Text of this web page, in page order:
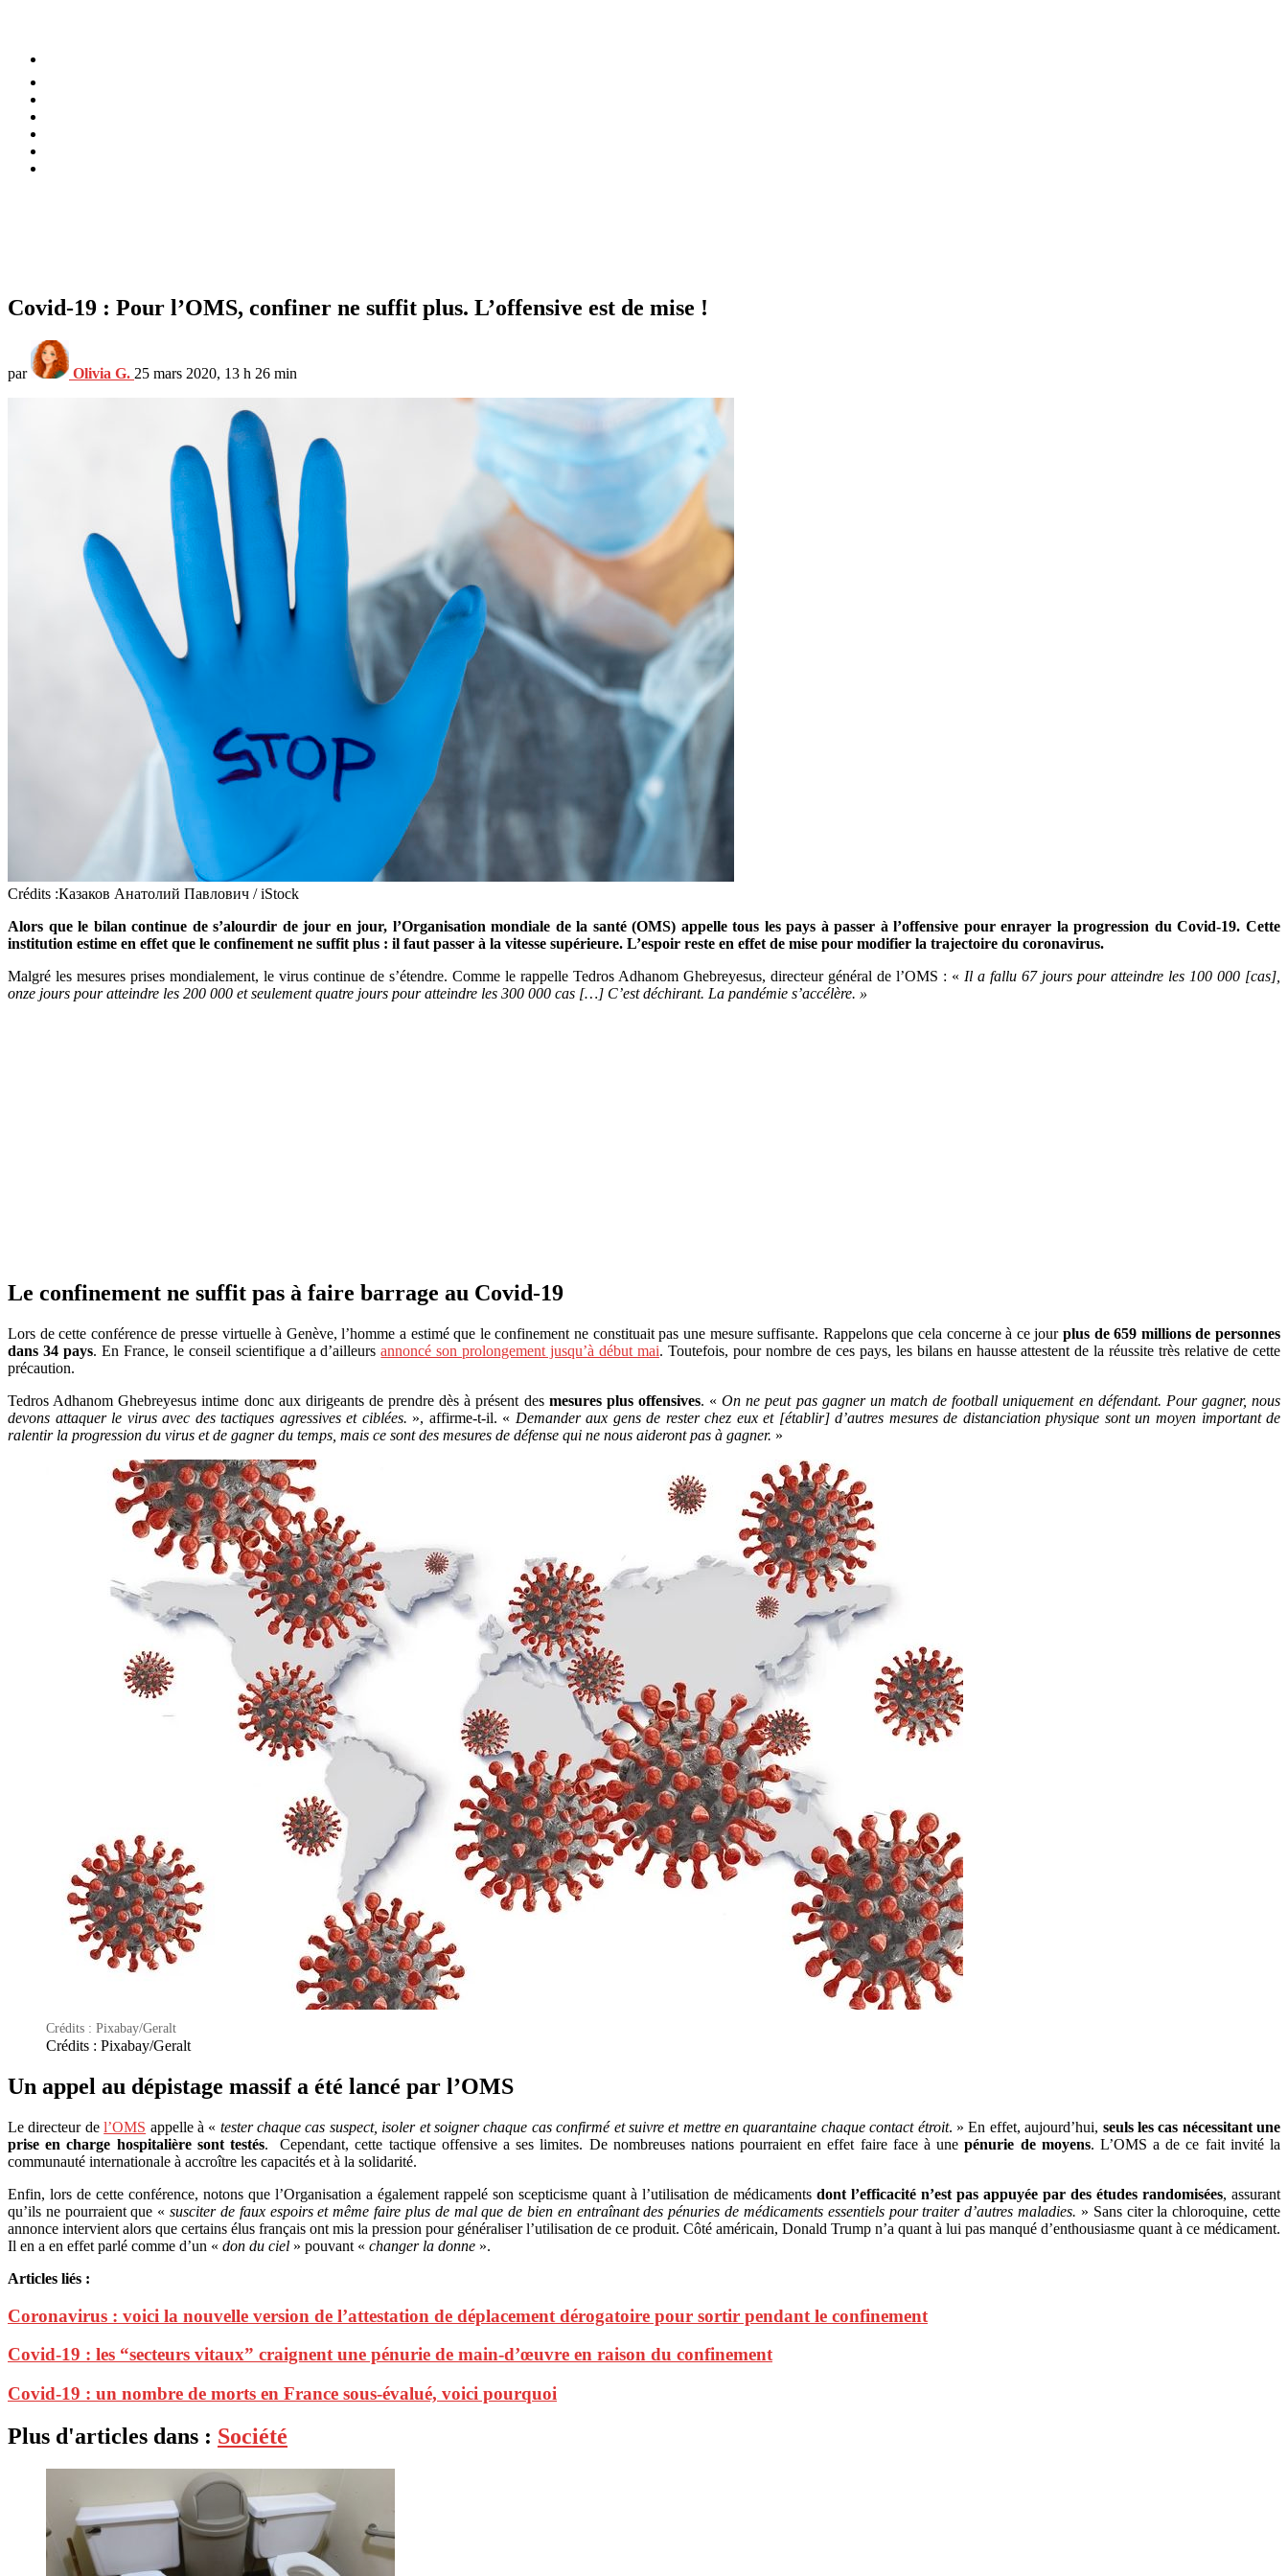
Covid-19 : Pour l’OMS, confiner ne suffit plus. L’offensive est de mise !
par Olivia G. 25 mars 2020, 13 h 26 min
Crédits :Казаков Анатолий Павлович / iStock
Alors que le bilan continue de s’alourdir de jour en jour, l’Organisation mondiale de la santé (OMS) appelle tous les pays à passer à l’offensive pour enrayer la progression du Covid-19. Cette
institution estime en effet que le confinement ne suffit plus : il faut passer à la vitesse supérieure. L’espoir reste en effet de mise pour modifier la trajectoire du coronavirus.
Malgré les mesures prises mondialement, le virus continue de s’étendre. Comme le rappelle Tedros Adhanom Ghebreyesus, directeur général de l’OMS : « Il a fallu 67 jours pour atteindre les 100 000 [cas],
onze jours pour atteindre les 200 000 et seulement quatre jours pour atteindre les 300 000 cas […] C’est déchirant. La pandémie s’accélère. »
Le confinement ne suffit pas à faire barrage au Covid-19
Lors de cette conférence de presse virtuelle à Genève, l’homme a estimé que le confinement ne constituait pas une mesure suffisante. Rappelons que cela concerne à ce jour plus de 659 millions de personnes
dans 34 pays. En France, le conseil scientifique a d’ailleursannoncé son prolongement jusqu’à début mai. Toutefois, pour nombre de ces pays, les bilans en hausse attestent de la réussite très relative de cette
précaution.
Tedros Adhanom Ghebreyesus intime donc aux dirigeants de prendre dès à présent des mesures plus offensives. «On ne peut pas gagner un match de football uniquement en défendant. Pour gagner, nous
devons attaquer le virus avec des tactiques agressives et ciblées. », affirme-t-il. « Demander aux gens de rester chez eux et [établir] d’autres mesures de distanciation physique sont un moyen important de
ralentir la progression du virus et de gagner du temps, mais ce sont des mesures de défense qui ne nous aideront pas à gagner. »
Crédits : Pixabay/Geralt
Crédits : Pixabay/Geralt
Un appel au dépistage massif a été lancé par l’OMS
Le directeur del’OMS appelle à « tester chaque cas suspect, isoler et soigner chaque cas confirmé et suivre et mettre en quarantaine chaque contact étroit. » En effet, aujourd’hui, seuls les cas nécessitant une
prise en charge hospitalière sont testés. Cependant, cette tactique offensive a ses limites. De nombreuses nations pourraient en effet faire face à unepénurie de moyens. L’OMS a de ce fait invité la
communauté internationale à accroître les capacités et à la solidarité.
Enfin, lors de cette conférence, notons que l’Organisation a également rappelé son scepticisme quant à l’utilisation de médicaments dont l’efficacité n’est pas appuyée par des études randomisées, assurant
qu’ils ne pourraient que «susciter de faux espoirs et même faire plus de mal que de bien en entraînant des pénuries de médicaments essentiels pour traiter d’autres maladies. » Sans citer la chloroquine, cette
annonce intervient alors que certains élus français ont mis la pression pour généraliser l’utilisation de ce produit. Côté américain, Donald Trump n’a quant à lui pas manqué d’enthousiasme quant à ce médicament.
Il en a en effet parlé comme d’un « don du ciel » pouvant « changer la donne ».
Articles liés :
Coronavirus : voici la nouvelle version de l’attestation de déplacement dérogatoire pour sortir pendant le confinement
Covid-19 : les “secteurs vitaux” craignent une pénurie de main-d’œuvre en raison du confinement
Covid-19 : un nombre de morts en France sous-évalué, voici pourquoi
Plus d'articles dans : Société